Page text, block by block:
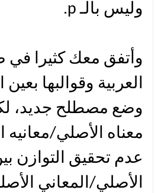
وليس بالـ p.
وأتفق معك كثيرا في
العربية وقوالبها
وضع مصطلح جديد،
معناه الأصلي/معانيه
عدم تحقيق التوازن
الأصلي/المعاني